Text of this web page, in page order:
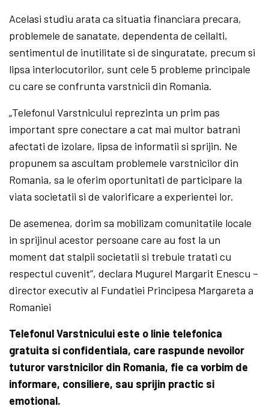
Acelasi studiu arata ca situatia financiara precara,
problemele de sanatate, dependenta de ceilalti,
sentimentul de inutilitate si de singuratate, precum si
lipsa interlocutorilor, sunt cele 5 probleme principale
cu care se confrunta varstnicii din Romania.
„Telefonul Varstnicului reprezinta un prim pas
important spre conectare a cat mai multor batrani
afectati de izolare, lipsa de informatii si sprijin. Ne
propunem sa ascultam problemele varstnicilor din
Romania, sa le oferim oportunitati de participare la
viata societatii si de valorificare a experientei lor.
De asemenea, dorim sa mobilizam comunitatile locale
in sprijinul acestor persoane care au fost la un
moment dat stalpii societatii si trebuie tratati cu
respectul cuvenit”, declara Mugurel Margarit Enescu –
director executiv al Fundatiei Principesa Margareta a
Romaniei
Telefonul Varstnicului este o linie telefonica
gratuita si confidentiala, care raspunde nevoilor
tuturor varstnicilor din Romania, fie ca vorbim de
informare, consiliere, sau sprijin practic si
emotional.